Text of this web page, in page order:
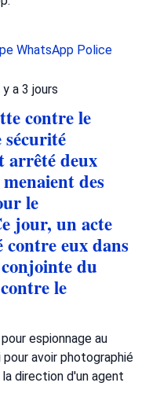
WhatsApp Police
y a 3 jours
contre le
sécurité
arrêté deux
des
le
jour, un acte
contre eux dans
du
le
espionnage au
avoir photographié
direction d'un agent